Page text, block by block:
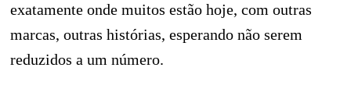
exatamente onde muitos estão hoje, com outras
marcas, outras histórias, esperando não serem
reduzidos a um número.